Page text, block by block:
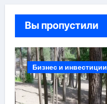
Вы пропустили
Бизнес и инвестиции